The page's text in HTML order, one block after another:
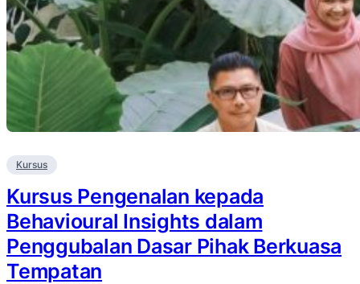
Kursus
Kursus Pengenalan kepada
Behavioural Insights dalam
Penggubalan Dasar Pihak Berkuasa
Tempatan